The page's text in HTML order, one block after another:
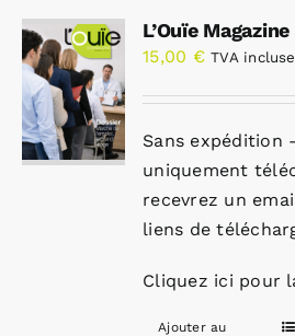
L’Ouïe
15,00 € TVA incluse
Sans expédition
uniquement
recevrez un
liens de
Cliquez ici pour
Ajouter au